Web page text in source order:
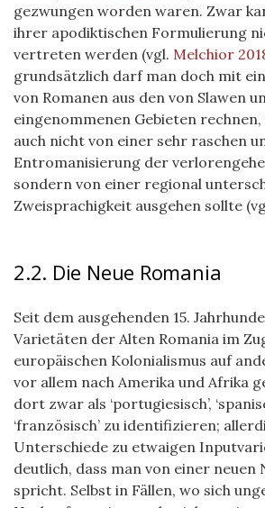
gezwungen worden waren. Zwar
ihrer apodiktischen Formulierung
vertreten werden (vgl. Melchior
grundsätzlich darf man doch mit
von Romanen aus den von Slawen
eingenommenen Gebieten
auch nicht von einer sehr raschen
Entromanisierung der
sondern von einer regional
Zweisprachigkeit ausgehen sollte
2.2. Die Neue Romania
Seit dem ausgehenden 15.
Varietäten der Alten Romania im
europäischen Kolonialismus auf
vor allem nach Amerika und Afrika
dort zwar als ‘portugiesisch’,
‘französisch’ zu identifizieren;
Unterschiede zu etwaigen
deutlich, dass man von einer neuen
spricht. Selbst in Fällen, wo sich